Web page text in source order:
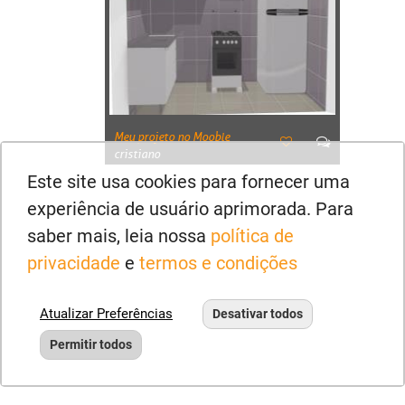
Meu projeto no Mooble
cristiano
Este site usa cookies para fornecer uma
experiência de usuário aprimorada. Para
saber mais, leia nossa política de
privacidade e termos e condições
Atualizar Preferências Desativar todos
Permitir todos